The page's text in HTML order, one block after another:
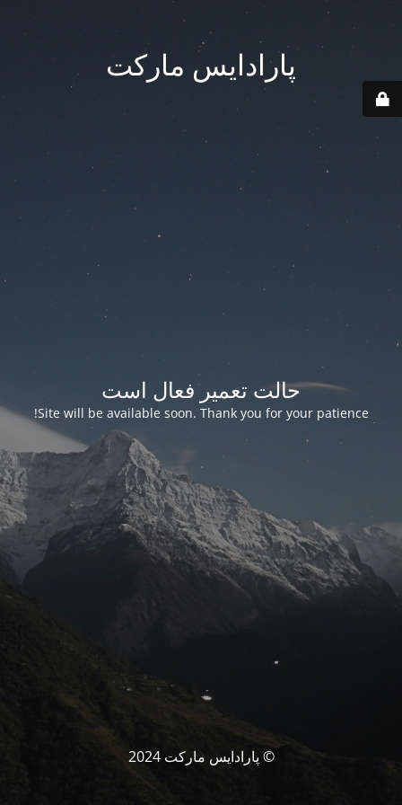
پارادایس مارکت
حالت تعمیر فعال است
Site will be available soon. Thank you for your patience!
© پارادایس مارکت 2024